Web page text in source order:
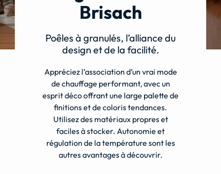
Demande de devis
Brisach
Poêles à granulés, l’alliance du
design et de la facilité.
Appréciez l’association d’un vrai mode
de chauffage performant, avec un
esprit déco offrant une large palette de
finitions et de coloris tendances.
Utilisez des matériaux propres et
faciles à stocker. Autonomie et
régulation de la température sont les
autres avantages à découvrir.